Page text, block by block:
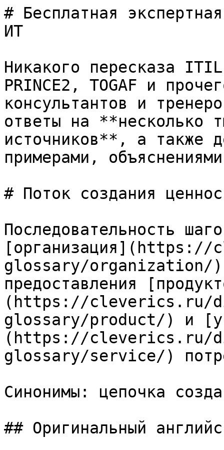
# Бесплатная
ИТ
Никакого пересказа
PRINCE2, TOGAF и
консультантов и
ответы на **несколько
источников**, а также
примерами,
# Поток создания
Последовательность
glossary/organization/)
предоставления
(https://cleverics.ru/
glossary/product/) и
(https://cleverics.ru/
glossary/service/)
Синонимы: цепочка
## Оригинальный